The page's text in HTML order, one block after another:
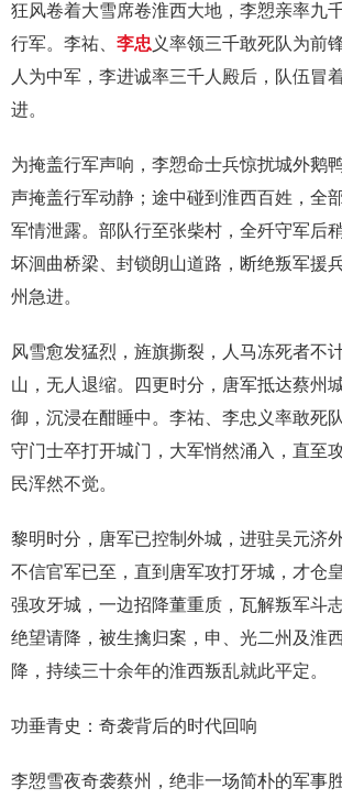
狂风卷着大雪席卷淮西大地，李愬亲率九
行军。李祐、 李忠 义率领三千敢死队为前
人为中军，李进诚率三千人殿后，队伍冒
进。
为掩盖行军声响，李愬命士兵惊扰城外鹅
声掩盖行军动静；途中碰到淮西百姓，全
军情泄露。部队行至张柴村，全歼守军后
坏洄曲桥梁、封锁朗山道路，断绝叛军援
州急进。
风雪愈发猛烈，旌旗撕裂，人马冻死者不
山，无人退缩。四更时分，唐军抵达蔡州
御，沉浸在酣睡中。李祐、李忠义率敢死
守门士卒打开城门，大军悄然涌入，直至
民浑然不觉。
黎明时分，唐军已控制外城，进驻吴元济
不信官军已至，直到唐军攻打牙城，才仓
强攻牙城，一边招降董重质，瓦解叛军斗
绝望请降，被生擒归案，申、光二州及淮
降，持续三十余年的淮西叛乱就此平定。
功垂青史：奇袭背后的时代回响
李愬雪夜奇袭蔡州，绝非一场简朴的军事